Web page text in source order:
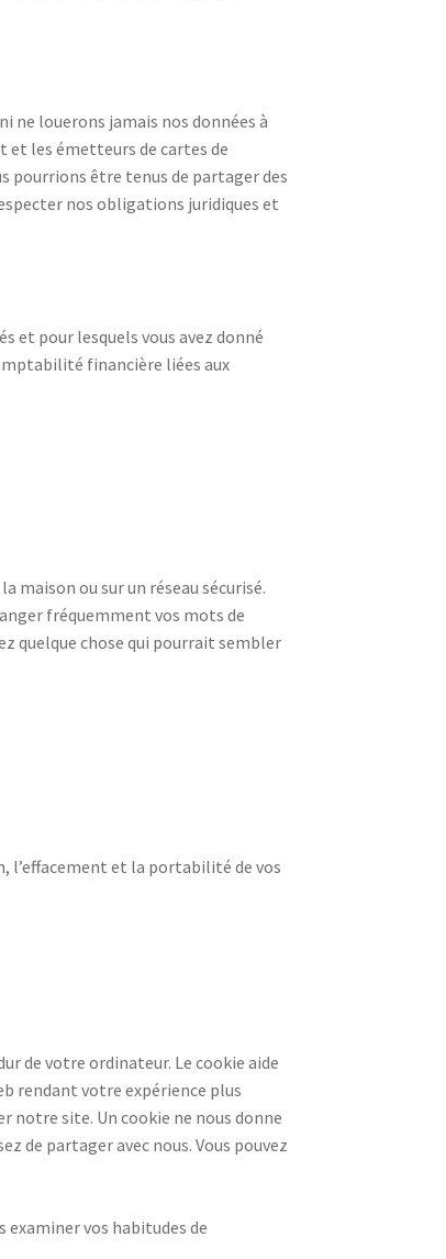
ne louerons jamais nos données à
et les émetteurs de cartes de
pourrions être tenus de partager des
nos obligations juridiques et
et pour lesquels vous avez donné
financière liées aux
maison ou sur un réseau sécurisé.
fréquemment vos mots de
quelque chose qui pourrait sembler
l’effacement et la portabilité de vos
de votre ordinateur. Le cookie aide
rendant votre expérience plus
notre site. Un cookie ne nous donne
de partager avec nous. Vous pouvez
vos habitudes de